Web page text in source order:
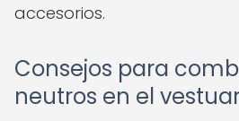
accesorios.
Consejos para
neutros en el